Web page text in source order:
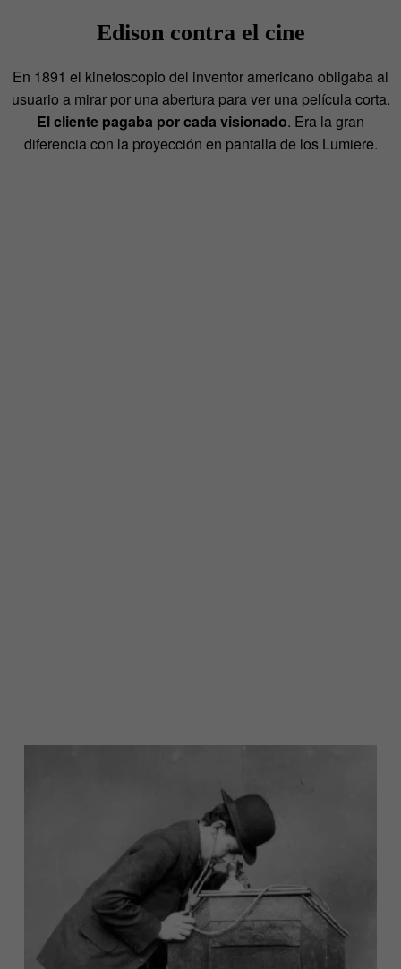
Edison contra el cine
En 1891 el kinetoscopio del inventor americano obligaba al
usuario a mirar por una abertura para ver una película corta.
El cliente pagaba por cada visionado. Era la gran
diferencia con la proyección en pantalla de los Lumiere.